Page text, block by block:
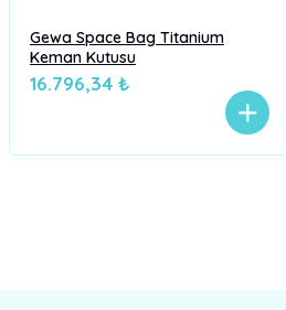
Gewa Space Bag Titanium
Keman Kutusu
16.796,34 ₺